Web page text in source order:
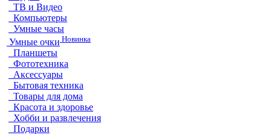
ТВ и Видео
Компьютеры
Умные часы
Умные очки Новинка
Планшеты
Фототехника
Аксессуары
Бытовая техника
Товары для дома
Красота и здоровье
Хобби и развлечения
Подарки